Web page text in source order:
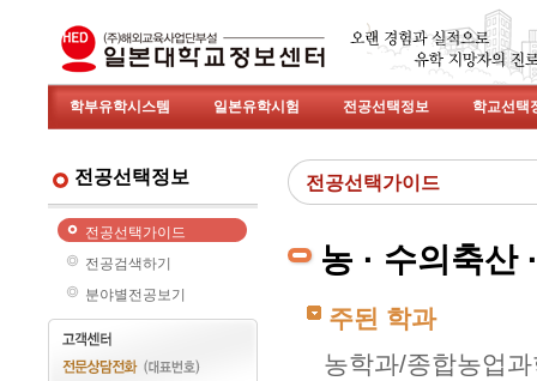
학부유학시스템 일본유학시험 전공선택정보 학교선택
전공선택정보
전공선택가이드
전공검색하기
분야별전공보기
전공선택가이드
농 · 수의축산
주된 학과
농학과/종합농업